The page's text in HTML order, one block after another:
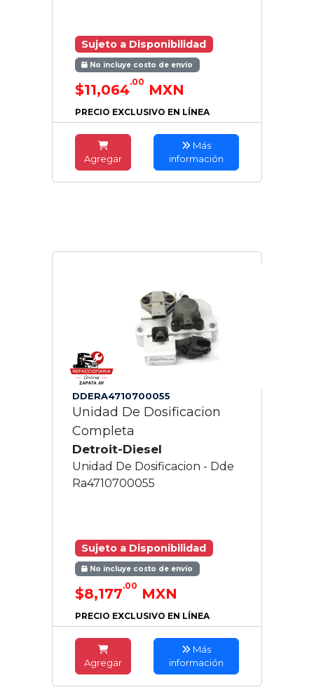
Sujeto a Disponibilidad
No incluye costo de envío
$11,064.00 MXN
PRECIO EXCLUSIVO EN LÍNEA
Agregar
Más
información
DDERA4710700055
Unidad De Dosificacion
Completa
Detroit-Diesel
Unidad De Dosificacion - Dde
Ra4710700055
Sujeto a Disponibilidad
No incluye costo de envío
$8,177.00 MXN
PRECIO EXCLUSIVO EN LÍNEA
Agregar
Más
información